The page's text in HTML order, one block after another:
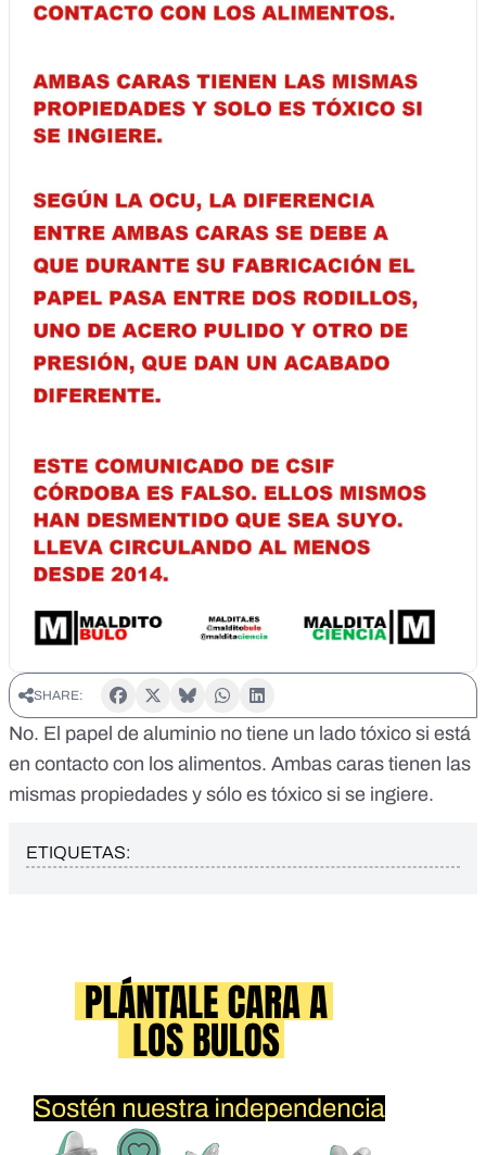
SHARE:
No. El papel de aluminio no tiene un lado tóxico si está
en contacto con los alimentos. Ambas caras tienen las
mismas propiedades y sólo es tóxico si se ingiere.
ETIQUETAS: